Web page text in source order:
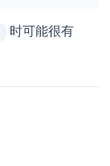
时可能很有